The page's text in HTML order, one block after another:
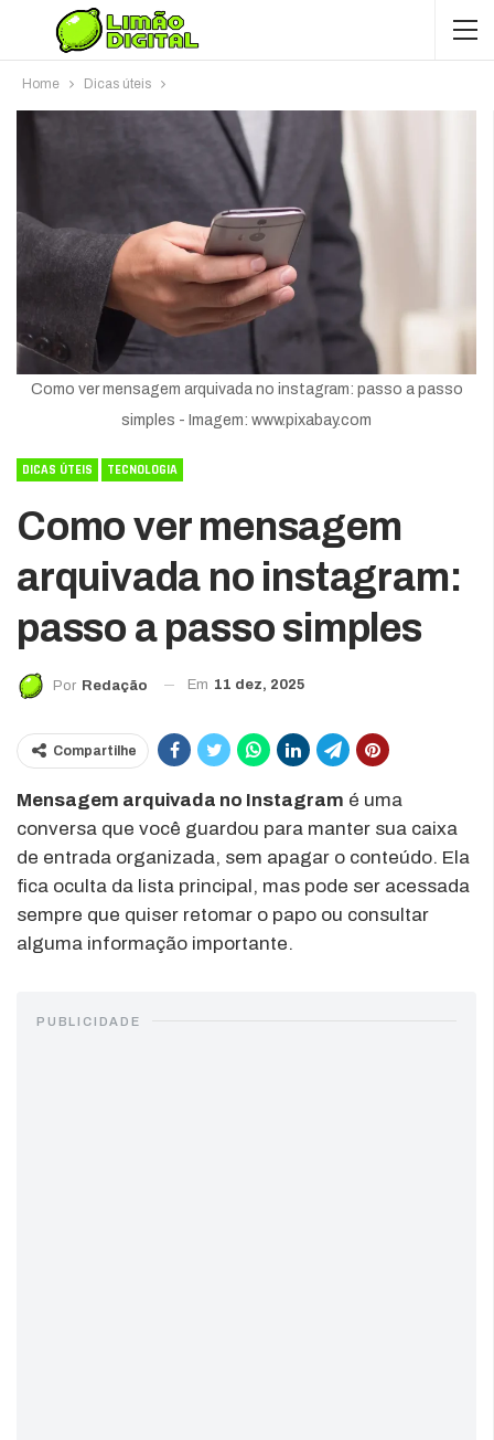
Home Dicas úteis
Como ver mensagem arquivada no instagram: passo a passo
simples - Imagem: www.pixabay.com
DICAS ÚTEIS TECNOLOGIA
Como ver mensagem
arquivada no instagram:
passo a passo simples
Por Redação Em 11 dez, 2025
Compartilhe
Mensagem arquivada no Instagram é uma
conversa que você guardou para manter sua caixa
de entrada organizada, sem apagar o conteúdo. Ela
fica oculta da lista principal, mas pode ser acessada
sempre que quiser retomar o papo ou consultar
alguma informação importante.
PUBLICIDADE